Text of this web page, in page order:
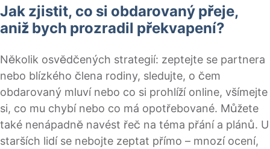
Jak zjistit, co si obdarovaný přeje,
aniž bych prozradil překvapení?
Několik osvědčených strategií: zeptejte se partnera
nebo blízkého člena rodiny, sledujte, o čem
obdarovaný mluví nebo co si prohlíží online, všímejte
si, co mu chybí nebo co má opotřebované. Můžete
také nenápadně navést řeč na téma přání a plánů. U
starších lidí se nebojte zeptat přímo – mnozí ocení,